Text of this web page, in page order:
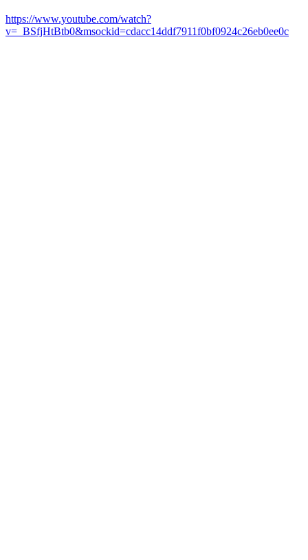
https://www.youtube.com/watch?
v=_BSfjHtBtb0&msockid=cdacc14ddf7911f0bf0924c26eb0ee0c